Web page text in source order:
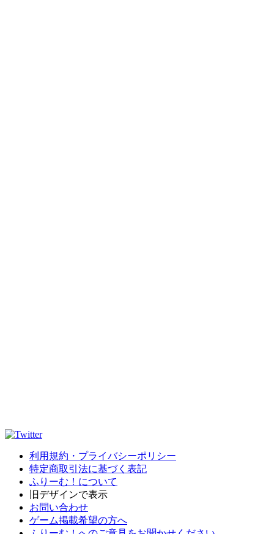
利用規約・プライバシーポリシー
特定商取引法に基づく表記
ふりーむ！について
旧デザインで表示
お問い合わせ
ゲーム掲載希望の方へ